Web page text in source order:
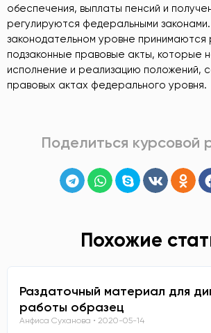
обеспечения, выплаты пенсий и
регулируются федеральными
законодательном уровне принимаются
подзаконные правовые акты, которые
исполнение и реализацию положений,
правовых актах федерального уровня.
Поделиться курсовой
Похожие
Раздаточный материал для
работы образец
Анфиса Суханова 2020-05-14